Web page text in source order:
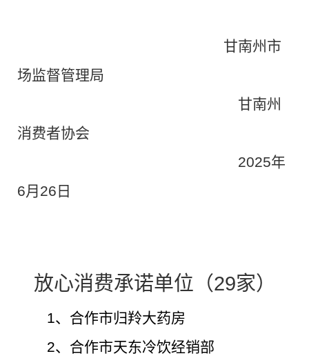
甘南州市
场监督管理局
甘南州
消费者协会
2025年
6月 26 日
放心消费承诺单位（29家）
1、合作市归羚大药房
2、合作市天东冷饮经销部